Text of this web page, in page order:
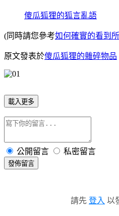
傻瓜狐狸的狐言亂語
(同時請您參考如何確實的看到
原文發表於傻瓜狐狸的雜碎物品
載入更多
公開留言 私密留言
發佈留言
請先 登入 以